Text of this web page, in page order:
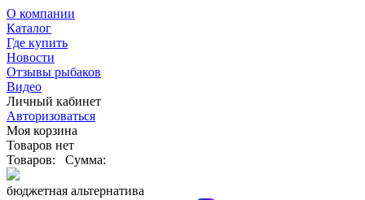
О компании
Каталог
Где купить
Новости
Отзывы рыбаков
Видео
Личный кабинет
Авторизоваться
Моя корзина
Товаров нет
Товаров:
Сумма:
бюджетная альтернатива